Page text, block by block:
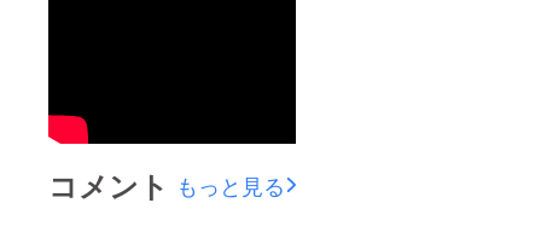
コメント もっと見る